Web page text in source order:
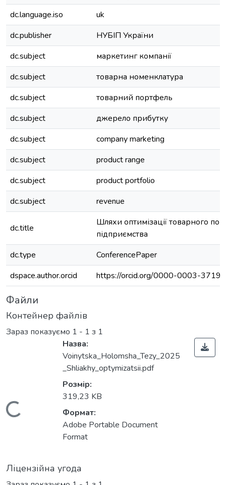
dc.language.iso
uk
dc.publisher
НУБІП України
dc.subject
маркетинг компанії
dc.subject
товарна номенклатура
dc.subject
товарний портфель
dc.subject
джерело прибутку
dc.subject
company marketing
dc.subject
product range
dc.subject
product portfolio
dc.subject
revenue
dc.title
Шляхи оптимізації товарного
підприємства
dc.type
ConferencePaper
dspace.author.orcid
https://orcid.org/0000-0003-
Файли
Контейнер файлів
Зараз показуємо 1 - 1 з 1
Вантажиться...
Назва:
Voinytska_Holomsha_Tezy_2025
_Shliakhy_optymizatsii.pdf
Розмір:
319,23 KB
Формат:
Adobe Portable Document
Format
Ліцензійна угода